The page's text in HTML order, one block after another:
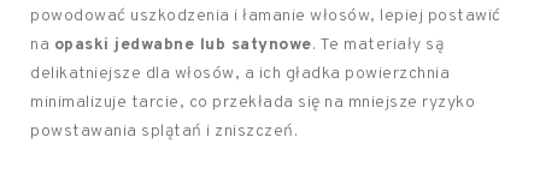
powodować uszkodzenia i łamanie włosów, lepiej postawić
na opaski jedwabne lub satynowe. Te materiały są
delikatniejsze dla włosów, a ich gładka powierzchnia
minimalizuje tarcie, co przekłada się na mniejsze ryzyko
powstawania splątań i zniszczeń.